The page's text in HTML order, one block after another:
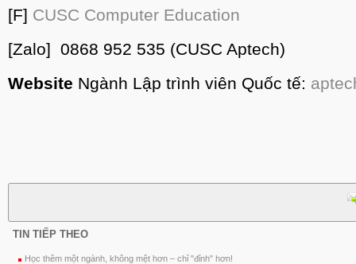
[F] CUSC Computer Education
[Zalo] 0868 952 535 (CUSC Aptech)
Website Ngành Lập trình viên Quốc tế:
TIN TIẾP THEO
Học thêm một ngành, không mệt hơn – chỉ "đỉnh" hơn!